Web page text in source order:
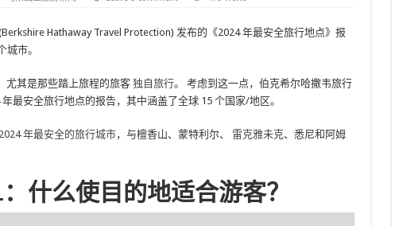
Hathaway Travel Protection) 发布的《2024 年最安全旅行地点》报
城市。
尤其是那些踏上旅程的旅客 独自旅行。 考虑到这一点，伯克希尔哈撒韦旅行
最安全旅行地点的报告，其中涵盖了全球 15 个国家/地区。
2024 年最安全的旅行城市，与檀香山、蒙特利尔、 雷克雅未克、悉尼和阿姆
什么使目的地适合游客？